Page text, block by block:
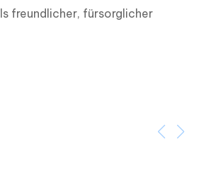
freundlicher, fürsorglicher